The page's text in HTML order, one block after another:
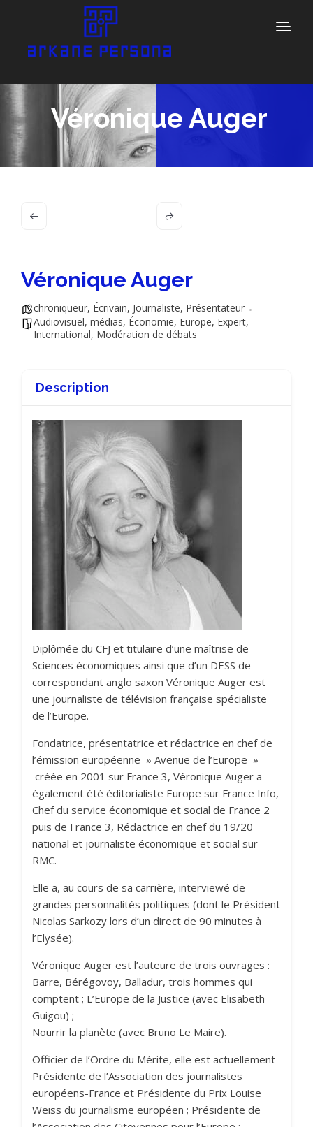
Véronique Auger
Véronique Auger
chroniqueur, Écrivain, Journaliste, Présentateur
Audiovisuel, médias, Économie, Europe, Expert,
International, Modération de débats
Description
Diplômée du CFJ et titulaire d’une maîtrise de
Sciences économiques ainsi que d’un DESS de
correspondant anglo saxon Véronique Auger est
une journaliste de télévision française spécialiste
de l’Europe.
Fondatrice, présentatrice et rédactrice en chef de
l’émission européenne » Avenue de l’Europe »
créée en 2001 sur France 3, Véronique Auger a
également été éditorialiste Europe sur France Info,
Chef du service économique et social de France 2
puis de France 3, Rédactrice en chef du 19/20
national et journaliste économique et social sur
RMC.
Elle a, au cours de sa carrière, interviewé de
grandes personnalités politiques (dont le Président
Nicolas Sarkozy lors d’un direct de 90 minutes à
l’Elysée).
Véronique Auger est l’auteure de trois ouvrages :
Barre, Bérégovoy, Balladur, trois hommes qui
comptent ; L’Europe de la Justice (avec Elisabeth
Guigou) ;
Nourrir la planète (avec Bruno Le Maire).
Officier de l’Ordre du Mérite, elle est actuellement
Présidente de l’Association des journalistes
européens-France et Présidente du Prix Louise
Weiss du journalisme européen ; Présidente de